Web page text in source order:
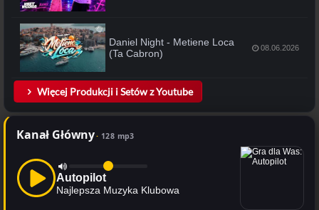
Daniel Night - Metiene Loca
(Ta Cabron)
08.06.2026
Więcej Produkcji i Setów z Youtube
Kanał Główny 128 mp3
Autopilot
Najlepsza Muzyka Klubowa